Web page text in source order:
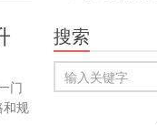
门
和规
搜索